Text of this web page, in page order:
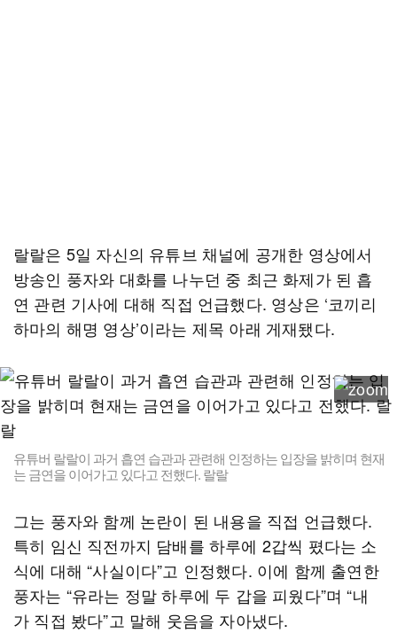
랄랄은 5일 자신의 유튜브 채널에 공개한 영상에서
방송인 풍자와 대화를 나누던 중 최근 화제가 된 흡
연 관련 기사에 대해 직접 언급했다. 영상은 ‘코끼리
하마의 해명 영상’이라는 제목 아래 게재됐다.
유튜버 랄랄이 과거 흡연 습관과 관련해 인정하는 입장을 밝히며 현재
는 금연을 이어가고 있다고 전했다. 랄랄
그는 풍자와 함께 논란이 된 내용을 직접 언급했다.
특히 임신 직전까지 담배를 하루에 2갑씩 폈다는 소
식에 대해 “사실이다”고 인정했다. 이에 함께 출연한
풍자는 “유라는 정말 하루에 두 갑을 피웠다”며 “내
가 직접 봤다”고 말해 웃음을 자아냈다.